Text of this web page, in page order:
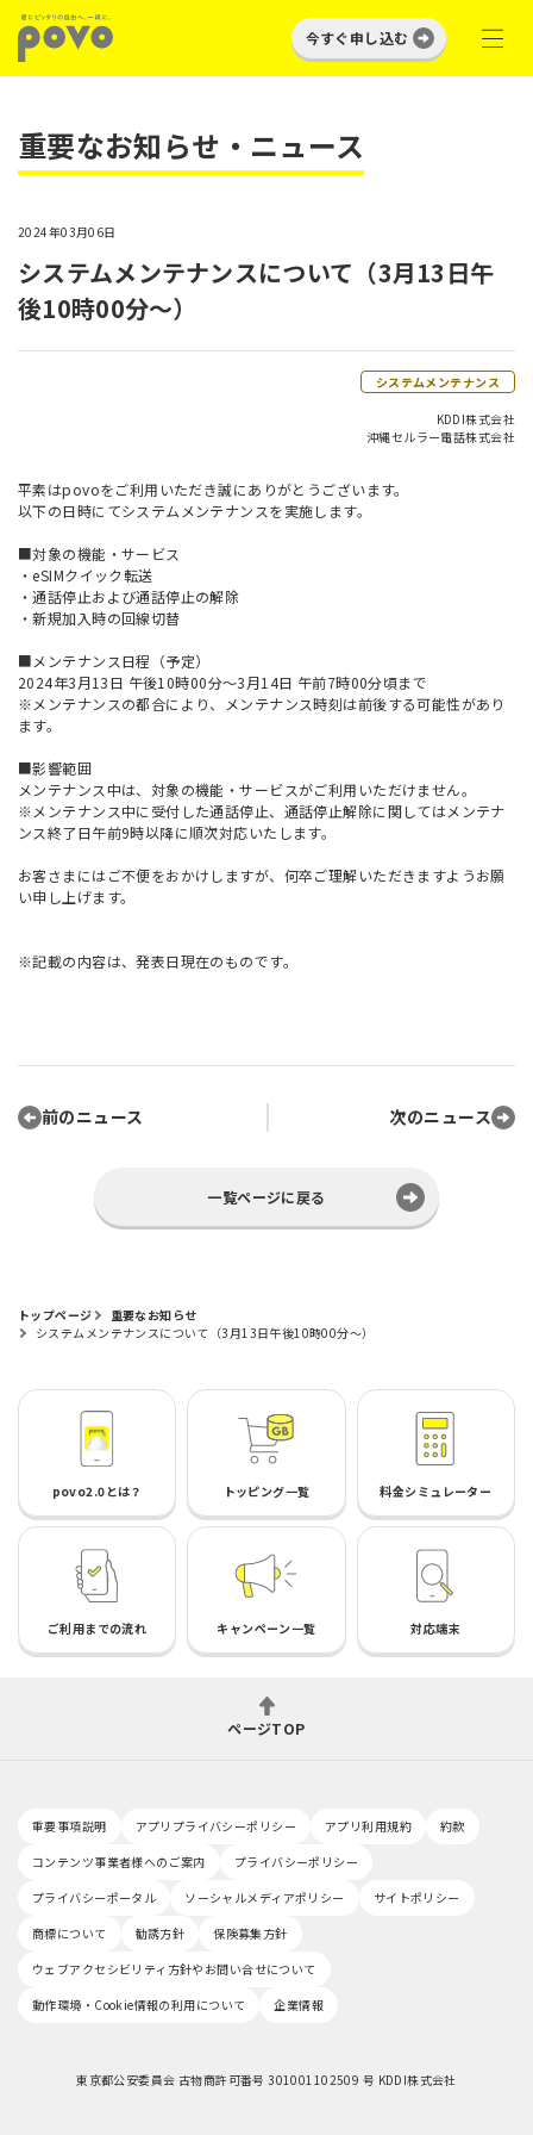
今すぐ申し込む
重要なお知らせ・ニュース
2024年03月06日
システムメンテナンスについて（3月13日午
後10時00分～）
システムメンテナンス
KDDI株式会社
沖縄セルラー電話株式会社
平素はpovoをご利用いただき誠にありがとうございます。
以下の日時にてシステムメンテナンスを実施します。
■対象の機能・サービス
・eSIMクイック転送
・通話停止および通話停止の解除
・新規加入時の回線切替
■メンテナンス日程（予定）
2024年3月13日 午後10時00分～3月14日 午前7時00分頃まで
※メンテナンスの都合により、メンテナンス時刻は前後する可能性があり
ます。
■影響範囲
メンテナンス中は、対象の機能・サービスがご利用いただけません。
※メンテナンス中に受付した通話停止、通話停止解除に関してはメンテナ
ンス終了日午前9時以降に順次対応いたします。
お客さまにはご不便をおかけしますが、何卒ご理解いただきますようお願
い申し上げます。
※記載の内容は、発表日現在のものです。
前のニュース 次のニュース
一覧ページに戻る
トップページ
重要なお知らせ
システムメンテナンスについて（3月13日午後10時00分～）
povo2.0とは？ トッピング一覧 料金シミュレーター
ご利用までの流れ キャンペーン一覧 対応端末
ページTOP
重要事項説明 アプリプライバシーポリシー アプリ利用規約
約款
コンテンツ事業者様へのご案内
プライバシーポリシー
プライバシーポータル
ソーシャルメディアポリシー
サイトポリシー
商標について
勧誘方針
保険募集方針
ウェブアクセシビリティ方針やお問い合せについて
動作環境・Cookie情報の利用について
企業情報
東京都公安委員会 古物商許可番号 301001102509 号 KDDI株式会社